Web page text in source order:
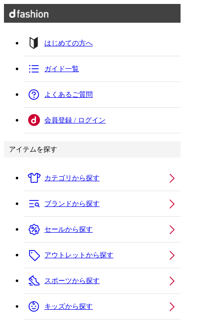
はじめての方へ
ガイド一覧
よくあるご質問
会員登録 / ログイン
アイテムを探す
カテゴリから探す
ブランドから探す
セールから探す
アウトレットから探す
スポーツから探す
キッズから探す